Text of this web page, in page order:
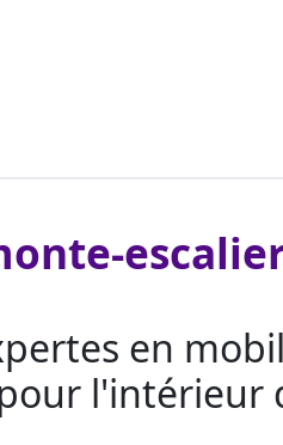
en
l'intérieur